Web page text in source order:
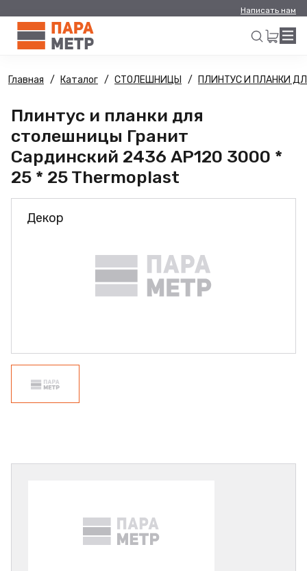
Написать нам
Искать
Главная Каталог СТОЛЕШНИЦЫ ПЛИНТУС И ПЛАНКИ
Плинтус и планки для
столешницы Гранит
Сардинский 2436 AP120 3000 *
25 * 25 Thermoplast
Декор